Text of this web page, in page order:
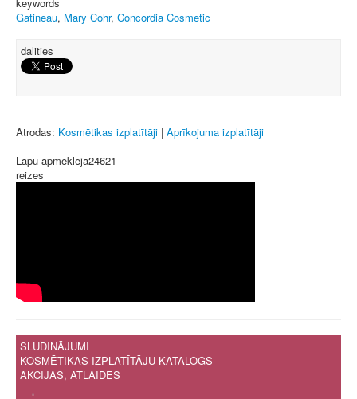
keywords
Gatineau, Mary Cohr, Concordia Cosmetic
dalities
Atrodas: Kosmētikas izplatītāji | Aprīkojuma izplatītāji
Lapu apmeklēja24621
reizes
SLUDINĀJUMI
KOSMĒTIKAS IZPLATĪTĀJU KATALOGS
AKCIJAS, ATLAIDES
.